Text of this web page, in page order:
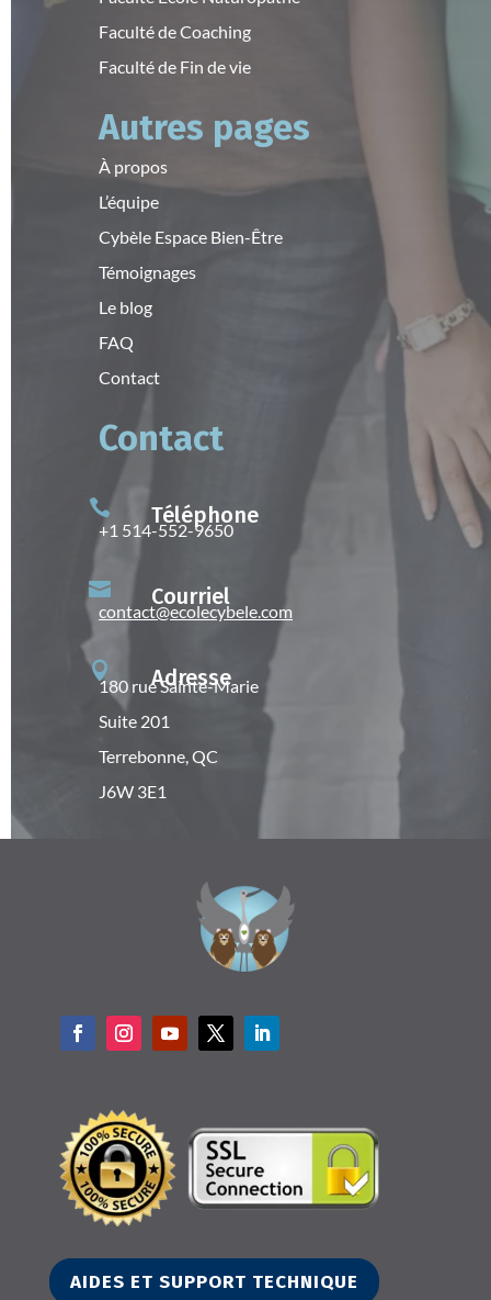
p
a
Faculté de Coaching
Faculté de Fin de vie
Autres pages
À propos
L’équipe
Cybèle Espace Bien-Être
Témoignages
Le blog
FAQ
Contact
Contact
 Téléphone
+1 514-552-9650
 Courriel
contact@ecolecybele.com
 Adresse
180 rue Sainte-Marie
Suite 201
Terrebonne, QC
J6W 3E1
AIDES ET SUPPORT TECHNIQUE